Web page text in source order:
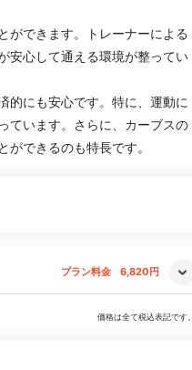
ができます。トレーナーによる
安心して通える環境が整ってい
的にも安心です。特に、運動に
ています。さらに、カーブスの
できるのも特長です。
プラン料金 6,820円
価格は全て税込表記です。